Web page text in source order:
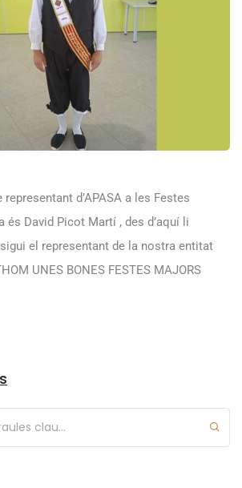
d’APASA a les Festes
és David Picot Martí , des d’aquí li
el representant de la nostra entitat
UNES BONES FESTES MAJORS